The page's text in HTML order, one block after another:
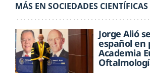
MÁS EN SOCIEDADES CIENTÍFICAS
Jorge Alió
español en
Academia